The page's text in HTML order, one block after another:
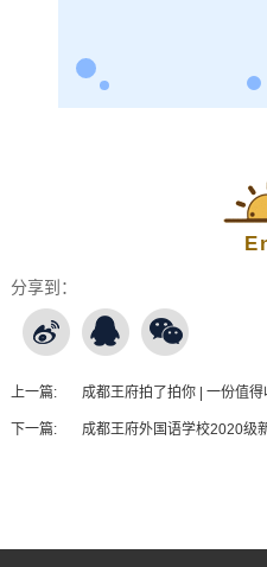
分享到：
上一篇: 成都王府拍了拍你 | 一份值
下一篇: 成都王府外国语学校2020级